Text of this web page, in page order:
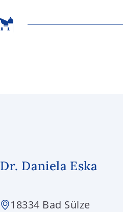
Dr. Daniela Eska
18334 Bad Sülze